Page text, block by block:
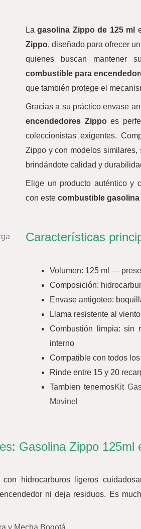
Lagasolina Zippo de 125 ml
Zippo, diseñado para ofrecer
quienes buscan mantener
combustible para
que también protege el
Gracias a su práctico envase
encendedores Zippoes
coleccionistas exigentes.
Zippo y con modelos
brindándote calidad y
Elige un producto auténtico y
con este combustible
Características
Volumen: 125 ml —
Composición:
Envase antigoteo:
Llama resistente al
Combustión limpia: sin
interno
Compatible con todos
Rinde entre 15 y 20
Tambien tenemosKit
Mavinel
Gasolina Zippo 125ml
hidrocarburos ligeros
ni deja residuos. Es
y Mecha Bogotá